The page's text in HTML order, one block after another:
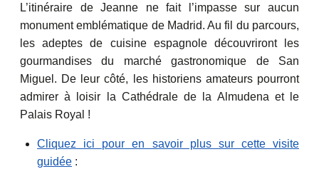
L’itinéraire de Jeanne ne fait l’impasse sur aucun
monument emblématique de Madrid. Au fil du parcours,
les adeptes de cuisine espagnole découvriront les
gourmandises du marché gastronomique de San
Miguel. De leur côté, les historiens amateurs pourront
admirer à loisir la Cathédrale de la Almudena et le
Palais Royal !
Cliquez ici pour en savoir plus sur cette visite
guidée :